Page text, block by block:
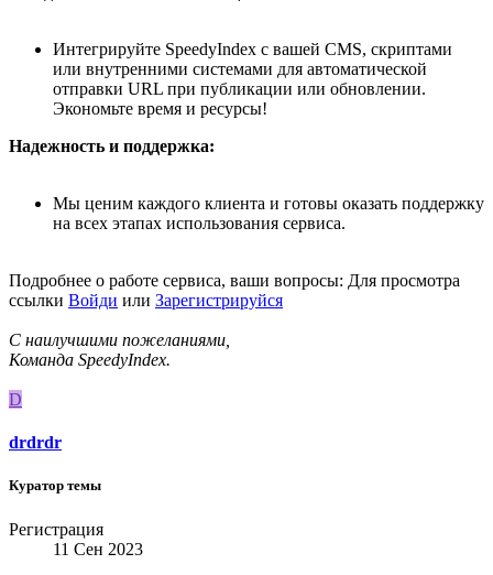
Интегрируйте SpeedyIndex с вашей CMS, скриптами
или внутренними системами для автоматической
отправки URL при публикации или обновлении.
Экономьте время и ресурсы!
Надежность и поддержка:
Мы ценим каждого клиента и готовы оказать поддержку
на всех этапах использования сервиса.
Подробнее о работе сервиса, ваши вопросы: Для просмотра
ссылки Войди или Зарегистрируйся
С наилучшими пожеланиями,
Команда SpeedyIndex.
D
drdrdr
Куратор темы
Регистрация
11 Сен 2023